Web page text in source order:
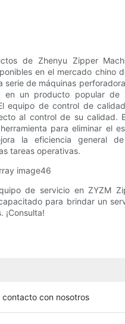
de Zhenyu Zipper
en el mercado chino
serie de máquinas
en un producto popular de
equipo de control de
al control de su calidad.
para eliminar el
la eficiencia general
tareas operativas.
de servicio en ZYZM
para brindar un
¡Consulta!
contacto con nosotros